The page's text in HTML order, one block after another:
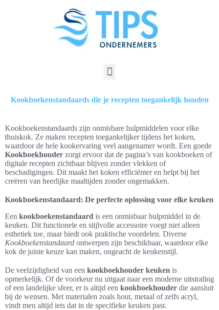
Kookboekenstandaards die je recepten toegankelijk houden
Kookboekenstandaards zijn onmisbare hulpmiddelen voor elke
thuiskok. Ze maken recepten toegankelijker tijdens het koken,
waardoor de hele kookervaring veel aangenamer wordt. Een goede
Kookboekhouder zorgt ervoor dat de pagina’s van kookboeken of
digitale recepten zichtbaar blijven zonder vlekken of
beschadigingen. Dit maakt het koken efficiënter en helpt bij het
creëren van heerlijke maaltijden zonder ongemakken.
Kookboekenstandaard: De perfecte oplossing voor elke keuken
Een kookboekenstandaard is een onmisbaar hulpmiddel in de
keuken. Dit functionele en stijlvolle accessoire voegt niet alleen
esthetiek toe, maar biedt ook praktische voordelen. Diverse
Kookboekenstandaard ontwerpen zijn beschikbaar, waardoor elke
kok de juiste keuze kan maken, ongeacht de keukenstijl.
De veelzijdigheid van een kookboekhouder keuken is
opmerkelijk. Of de voorkeur nu uitgaat naar een moderne uitstraling
of een landelijke sfeer, er is altijd een kookboekhouder die aansluit
bij de wensen. Met materialen zoals hout, metaal of zelfs acryl,
vindt men altijd iets dat in de specifieke keuken past.